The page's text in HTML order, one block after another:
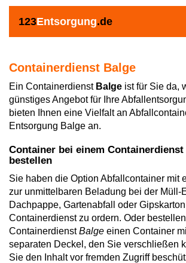
123Entsorgung.de
Containerdienst Balge
Ein Containerdienst Balge ist für Sie da,
günstiges Angebot für Ihre
bieten Ihnen eine Vielfalt an
Entsorgung Balge an.
Container bei einem Containerdienst
bestellen
Sie haben die Option Abfallcontainer mit
zur unmittelbaren Beladung bei der Müll-
Dachpappe, Gartenabfall oder
Containerdienst zu ordern. Oder
ContainerdienstBalge einen Container
separaten Deckel, den Sie verschließen
Sie den Inhalt vor fremden Zugriff